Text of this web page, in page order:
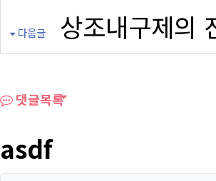
다음글 상조내구제의
댓글목록
asdf